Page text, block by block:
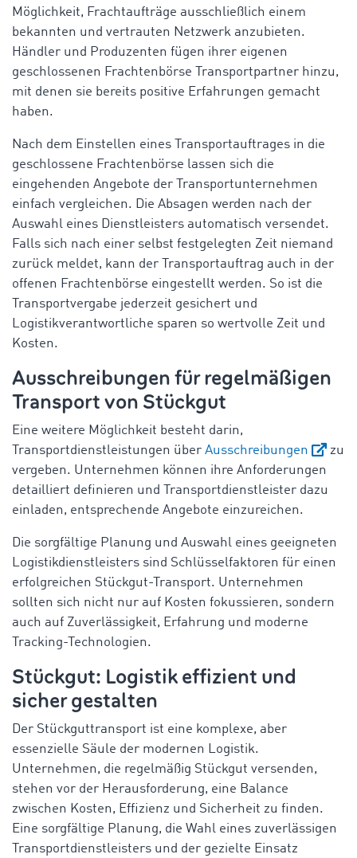
Möglichkeit, Frachtaufträge ausschließlich einem
bekannten und vertrauten Netzwerk anzubieten.
Händler und Produzenten fügen ihrer eigenen
geschlossenen Frachtenbörse Transportpartner hinzu,
mit denen sie bereits positive Erfahrungen gemacht
haben.
Nach dem Einstellen eines Transportauftrages in die
geschlossene Frachtenbörse lassen sich die
eingehenden Angebote der Transportunternehmen
einfach vergleichen. Die Absagen werden nach der
Auswahl eines Dienstleisters automatisch versendet.
Falls sich nach einer selbst festgelegten Zeit niemand
zurück meldet, kann der Transportauftrag auch in der
offenen Frachtenbörse eingestellt werden. So ist die
Transportvergabe jederzeit gesichert und
Logistikverantwortliche sparen so wertvolle Zeit und
Kosten.
Ausschreibungen für regelmäßigen
Transport von Stückgut
Eine weitere Möglichkeit besteht darin,
Transportdienstleistungen über Ausschreibungen
zu
vergeben. Unternehmen können ihre Anforderungen
detailliert definieren und Transportdienstleister dazu
einladen, entsprechende Angebote einzureichen.
Die sorgfältige Planung und Auswahl eines geeigneten
Logistikdienstleisters sind Schlüsselfaktoren für einen
erfolgreichen Stückgut-Transport. Unternehmen
sollten sich nicht nur auf Kosten fokussieren, sondern
auch auf Zuverlässigkeit, Erfahrung und moderne
Tracking-Technologien.
Stückgut: Logistik effizient und
sicher gestalten
Der Stückguttransport ist eine komplexe, aber
essenzielle Säule der modernen Logistik.
Unternehmen, die regelmäßig Stückgut versenden,
stehen vor der Herausforderung, eine Balance
zwischen Kosten, Effizienz und Sicherheit zu finden.
Eine sorgfältige Planung, die Wahl eines zuverlässigen
Transportdienstleisters und der gezielte Einsatz